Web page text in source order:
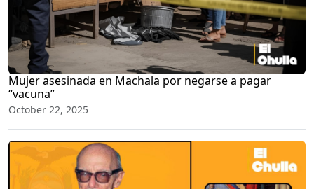
Mujer asesinada en Machala por negarse a pagar
“vacuna”
October 22, 2025